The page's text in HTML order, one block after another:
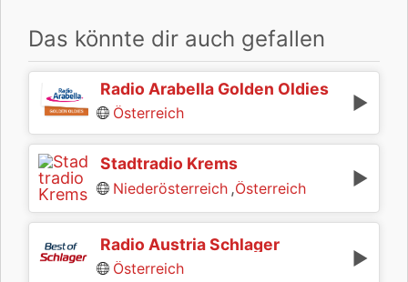
Das könnte dir auch gefallen
Radio Arabella Golden Oldies
Österreich
Stadtradio Krems
Niederösterreich ,Österreich
Radio Austria Schlager
Österreich